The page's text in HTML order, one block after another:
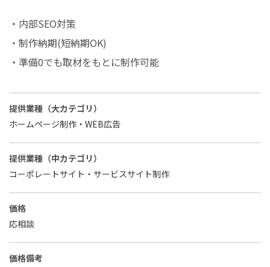
・内部SEO対策
・制作納期(短納期OK)
・準備0でも取材をもとに制作可能
提供業種（大カテゴリ）
ホームページ制作・WEB広告
提供業種（中カテゴリ）
コーポレートサイト・サービスサイト制作
価格
応相談
価格備考